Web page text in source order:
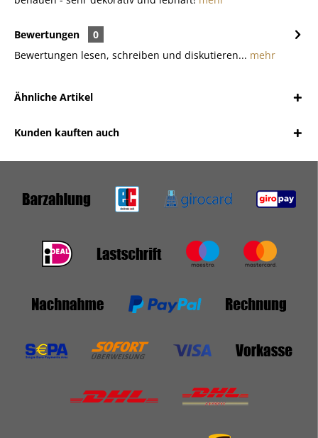
Bewertungen
0
Bewertungen lesen, schreiben und diskutieren... mehr
Ähnliche Artikel
Kunden kauften auch